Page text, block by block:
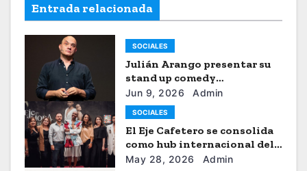
Entrada relacionada
SOCIALES
Julián Arango presentar su
stand up comedy
“Julianchou”
Jun 9, 2026 Admin
SOCIALES
El Eje Cafetero se consolida
como hub internacional del
sistema moda
May 28, 2026 Admin